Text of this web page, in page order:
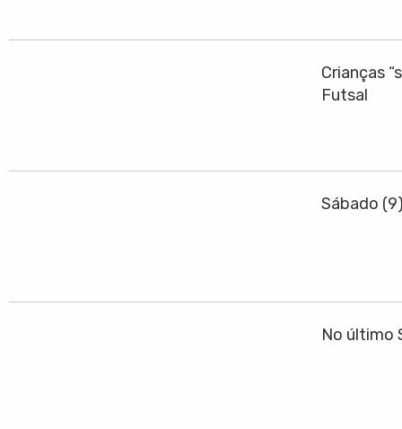
Crianças
Futsal
Sábado
No último